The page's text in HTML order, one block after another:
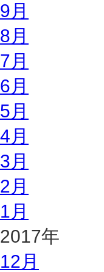
9月
8月
7月
6月
5月
4月
3月
2月
1月
2017年
12月